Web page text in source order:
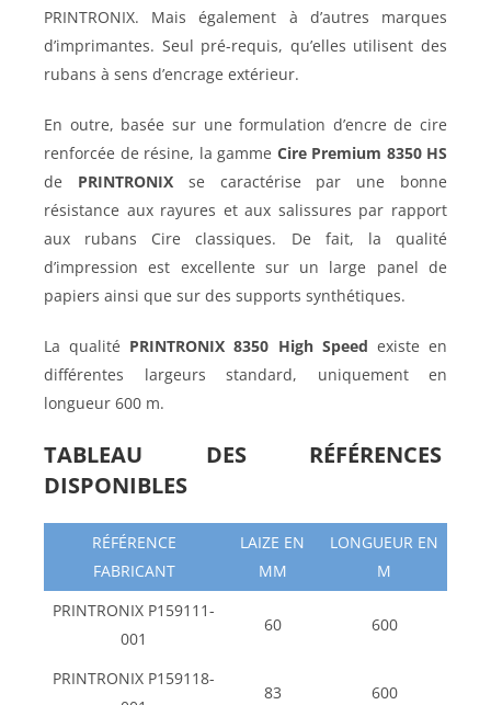
PRINTRONIX. Mais également à d’autres marques
d’imprimantes. Seul pré-requis, qu’elles utilisent des
rubans à sens d’encrage extérieur.
En outre, basée sur une formulation d’encre de cire
renforcée de résine, la gamme Cire Premium 8350 HS
de PRINTRONIXse caractérise par une bonne
résistance aux rayures et aux salissures par rapport
aux rubans Cire classiques. De fait, la qualité
d’impression est excellente sur un large panel de
papiers ainsi que sur des supports synthétiques.
La qualité PRINTRONIX 8350 High Speed existe en
différentes largeurs standard, uniquement en
longueur 600 m.
TABLEAU DES RÉFÉRENCES
DISPONIBLES
RÉFÉRENCE
FABRICANT
LAIZE EN
MM
LONGUEUR EN
M
PRINTRONIX P159111-
001
60 600
PRINTRONIX P159118-
83 600